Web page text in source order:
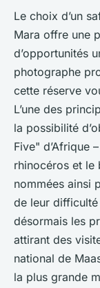
Le choix d’un
Mara offre une
d’opportunités
photographe
cette réserve
L’une des
la possibilité
Five" d’Afrique
rhinocéros et le
nommées ainsi
de leur
désormais les
attirant des
national de
la plus grande